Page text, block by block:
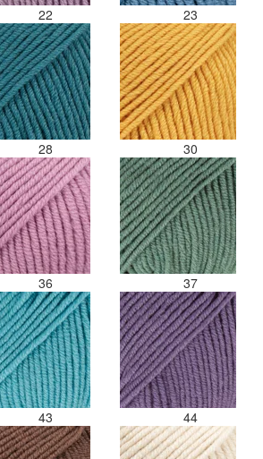
22 23
28 30
36 37
43 44